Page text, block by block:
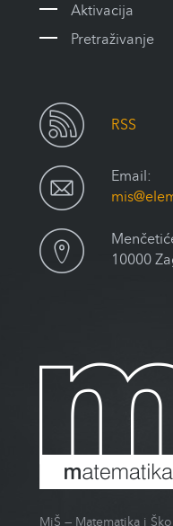
Aktivacija
Pretraživanje
RSS
Email:
10000
MiŠ — Matematika i